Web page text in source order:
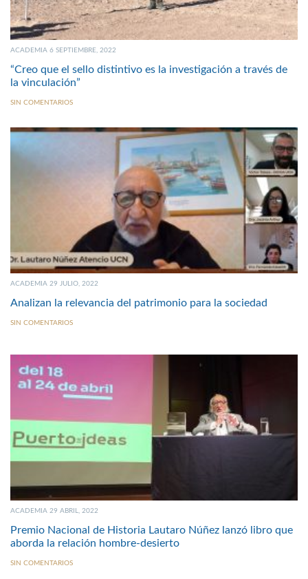
ACADEMIA 6 SEPTIEMBRE, 2022
“Creo que el sello distintivo es la investigación a través de
la vinculación”
SIN COMENTARIOS
ACADEMIA 29 JULIO, 2022
Analizan la relevancia del patrimonio para la sociedad
SIN COMENTARIOS
ACADEMIA 29 ABRIL, 2022
Premio Nacional de Historia Lautaro Núñez lanzó libro que
aborda la relación hombre-desierto
SIN COMENTARIOS